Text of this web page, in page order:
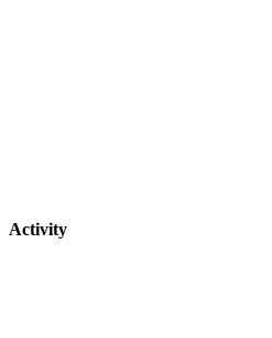
Activity